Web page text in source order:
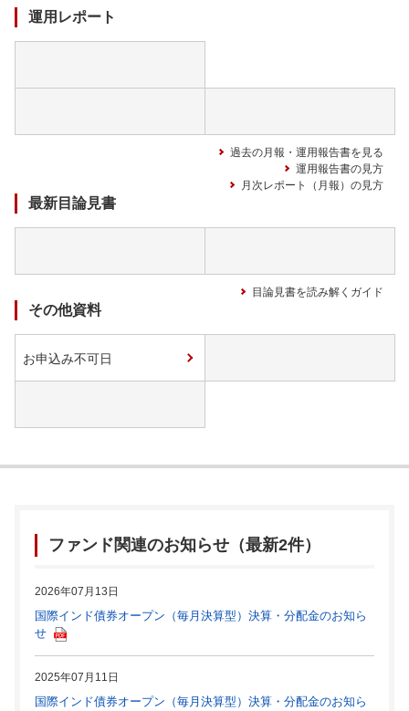
運用レポート
過去の月報・運用報告書を見る
運用報告書の見方
月次レポート（月報）の見方
最新目論見書
目論見書を読み解くガイド
その他資料
お申込み不可日
ファンド関連のお知らせ（最新2件）
2026年07月13日
国際インド債券オープン（毎月決算型）決算・分配金のお知ら
せ
2025年07月11日
国際インド債券オープン（毎月決算型）決算・分配金のお知ら